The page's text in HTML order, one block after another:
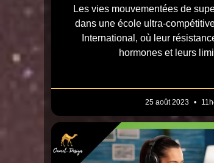
Les vies mouvementées de
dans une école ultra-
International, où leur
hormones et leurs
25 août 2023